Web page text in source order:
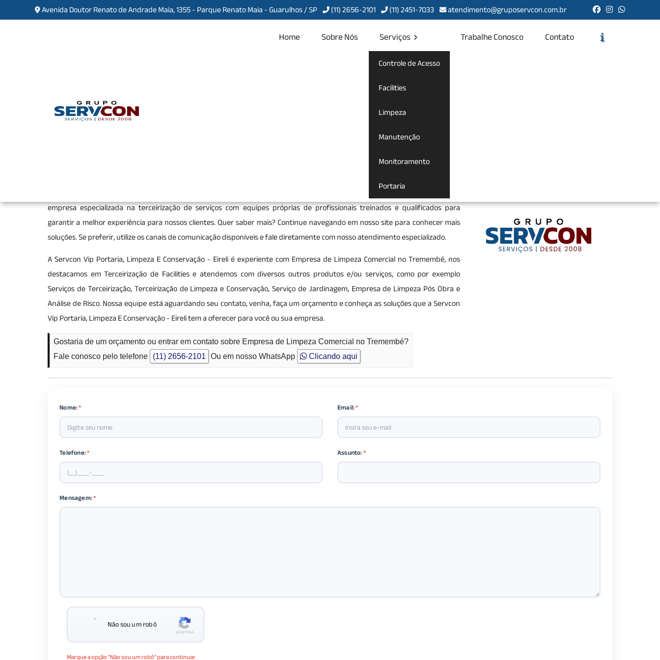
Avenida Doutor Renato de Andrade Maia, 1355 - Parque Renato Maia - Guarulhos / SP (11) 2656-2101 (11) 2451-7033 atendimento@gruposervcon.com.br
Home Sobre Nós Serviços
Controle de Acesso
Facilities
Limpeza
Manutenção
Monitoramento
Portaria
Trabalhe Conosco Contato
Tremembé
compromisso e total segurança, encontrou o lugar certo. Seja bem-vindo a Servcon Portaria, Limpeza e Conservação, uma
empresa especializada na terceirização de serviços com equipes próprias de profissionais treinados e qualificados para
garantir a melhor experiência para nossos clientes. Quer saber mais? Continue navegando em nosso site para conhecer mais
soluções. Se preferir, utilize os canais de comunicação disponíveis e fale diretamente com nosso atendimento especializado.
A Servcon Vip Portaria, Limpeza E Conservação - Eireli é experiente com Empresa de Limpeza Comercial no Tremembé, nos
destacamos em Terceirização de Facilities e atendemos com diversos outros produtos e/ou serviços, como por exemplo
Serviços de Terceirização, Terceirização de Limpeza e Conservação, Serviço de Jardinagem, Empresa de Limpeza Pós Obra e
Análise de Risco. Nossa equipe está aguardando seu contato, venha, faça um orçamento e conheça as soluções que a Servcon
Vip Portaria, Limpeza E Conservação - Eireli tem a oferecer para você ou sua empresa.
Gostaria de um orçamento ou entrar em contato sobre Empresa de Limpeza Comercial no Tremembé?
Fale conosco pelo telefone
(11) 2656-2101 Ou em nosso WhatsApp Clicando aqui
Nome:* Email:*
Telefone:* Assunto:*
Mensagem:*
Não sou um robô
Marque a opção "Não sou um robô" para continuar.